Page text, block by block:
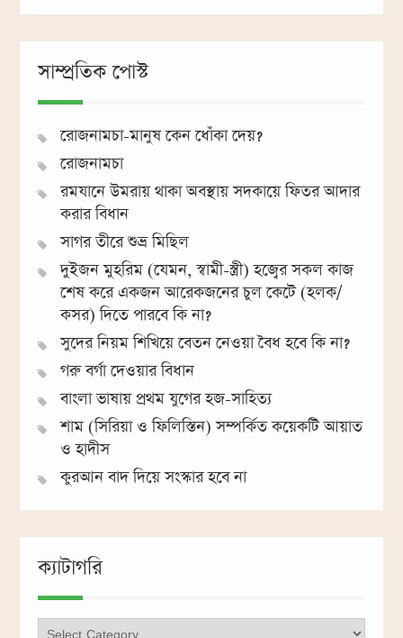
সাম্প্রতিক পোস্ট
রোজনামচা-মানুষ কেন ধোঁকা দেয়?
রোজনামচা
রমযানে উমরায় থাকা অবস্থায় সদকায়ে ফিতর আদার
করার বিধান
সাগর তীরে শুভ্র মিছিল
দুইজন মুহরিম (যেমন, স্বামী-স্ত্রী) হজ্বের সকল কাজ
শেষ করে একজন আরেকজনের চুল কেটে (হলক/
কসর) দিতে পারবে কি না?
সুদের নিয়ম শিখিয়ে বেতন নেওয়া বৈধ হবে কি না?
গরু বর্গা দেওয়ার বিধান
বাংলা ভাষায় প্রথম যুগের হজ-সাহিত্য
শাম (সিরিয়া ও ফিলিস্তিন) সম্পর্কিত কয়েকটি আয়াত
ও হাদীস
কুরআন বাদ দিয়ে সংস্কার হবে না
ক্যাটাগরি
ক্যাটাগরি